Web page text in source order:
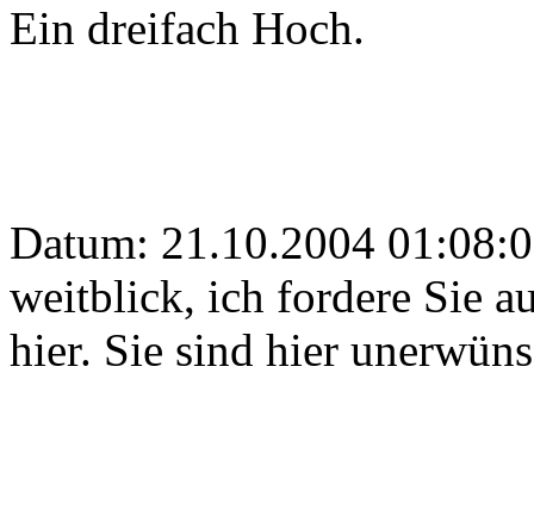
Ein dreifach Hoch.
Datum: 21.10.2004
weitblick, ich fordere Sie
hier. Sie sind hier